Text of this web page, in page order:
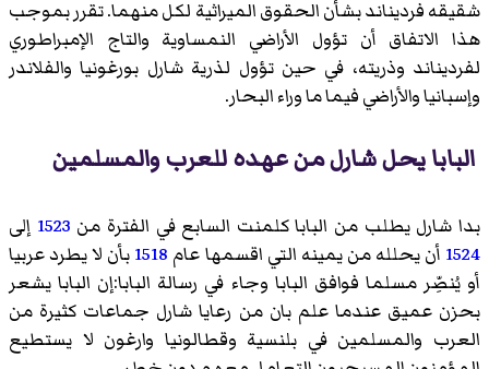
شقيقه فرديناند بشأن الحقوق الميراثية لكل منهما. تقرر بموجب
هذا الاتفاق أن تؤول الأراضي النمساوية والتاج الإمبراطوري
لفرديناند وذريته، في حين تؤول لذرية شارل بورغونيا والفلاندر
وإسبانيا والأراضي فيما ما وراء البحار.
البابا يحل شارل من عهده للعرب والمسلمين
بدا شارل يطلب من البابا كلمنت السابع في الفترة من 1523 إلى
1524 أن يحلله من يمينه التي اقسمها عام 1518بأن لا يطرد عربيا
أو يُنصِّر مسلما فوافق البابا وجاء في رسالة البابا:إن البابا يشعر
بحزن عميق عندما علم بان من رعايا شارل جماعات كثيرة من
العرب والمسلمين في بلنسية وقطالونيا وارغون لا يستطيع